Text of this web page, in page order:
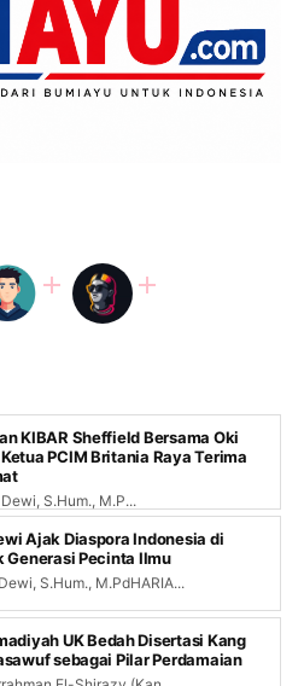
KIBAR Sheffield Bersama Oki
PCIM Britania Raya Terima
S.Hum., M.P...
Ajak Diaspora Indonesia di
Generasi Pecinta Ilmu
S.Hum., M.PdHARIA...
UK Bedah Disertasi Kang
sebagai Pilar Perdamaian